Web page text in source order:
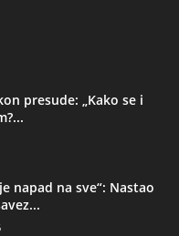
presude: „Kako se i
napad na sve“: Nastao